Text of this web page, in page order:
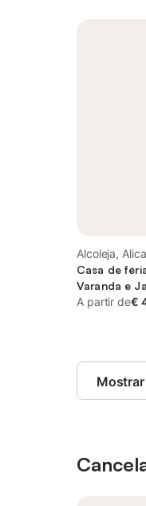
Alcoleja,
Casa de
Varanda e
A partir de€